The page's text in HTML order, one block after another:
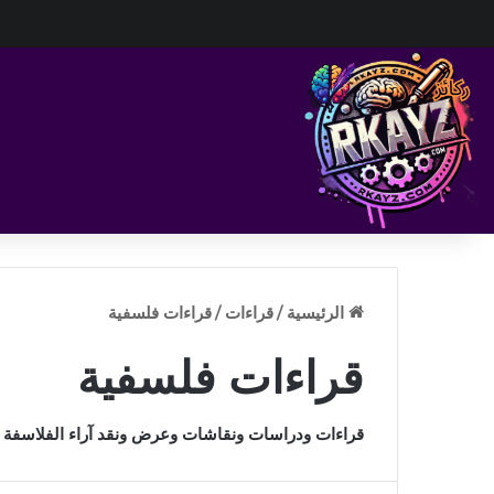
الرئيسية /قراءات /قراءات فلسفية
قراءات فلسفية
قراءات ودراسات ونقاشات وعرض ونقد آراء الفلاسفة